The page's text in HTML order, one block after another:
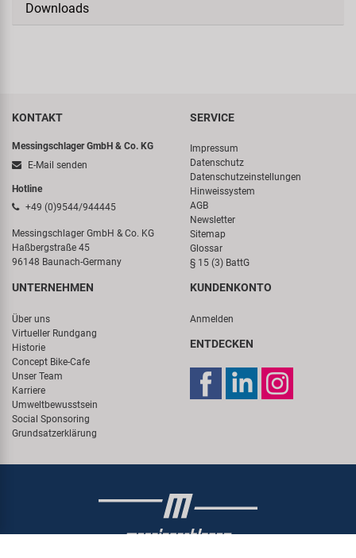
Downloads
KONTAKT
Messingschlager GmbH & Co. KG
E-Mail senden
Hotline
+49 (0)9544/944445
Messingschlager GmbH & Co. KG
Haßbergstraße 45
96148 Baunach-Germany
SERVICE
Impressum
Datenschutz
Datenschutzeinstellungen
Hinweissystem
AGB
Newsletter
Sitemap
Glossar
§ 15 (3) BattG
UNTERNEHMEN
Über uns
Virtueller Rundgang
Historie
Concept Bike-Cafe
Unser Team
Karriere
Umweltbewusstsein
Social Sponsoring
Grundsatzerklärung
KUNDENKONTO
Anmelden
ENTDECKEN